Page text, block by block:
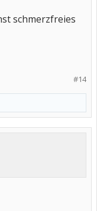
schmerzfreies
#14